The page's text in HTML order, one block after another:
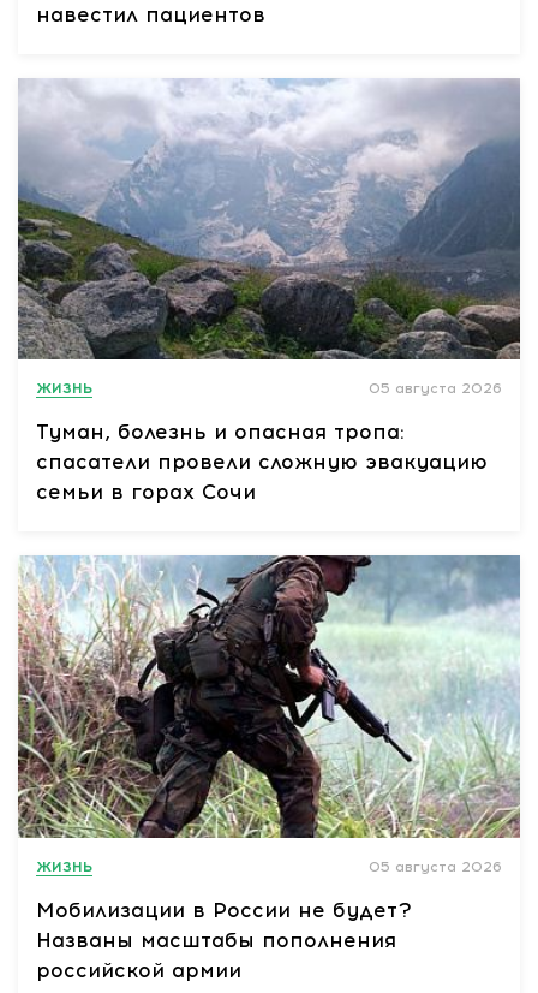
навестил пациентов
ЖИЗНЬ 05 августа 2026
Туман, болезнь и опасная тропа:
спасатели провели сложную эвакуацию
семьи в горах Сочи
ЖИЗНЬ 05 августа 2026
Мобилизации в России не будет?
Названы масштабы пополнения
российской армии